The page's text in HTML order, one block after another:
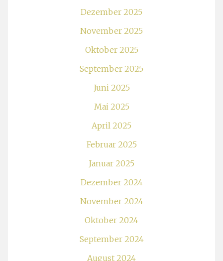
Dezember 2025
November 2025
Oktober 2025
September 2025
Juni 2025
Mai 2025
April 2025
Februar 2025
Januar 2025
Dezember 2024
November 2024
Oktober 2024
September 2024
August 2024